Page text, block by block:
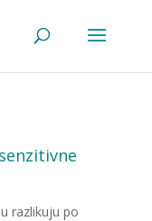
razlikuju po